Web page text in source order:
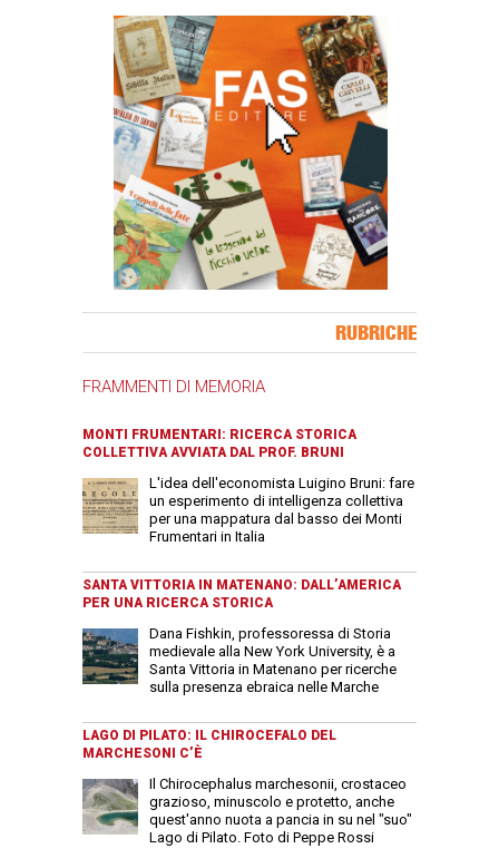
RUBRICHE
FRAMMENTI DI MEMORIA
MONTI FRUMENTARI: RICERCA STORICA
COLLETTIVA AVVIATA DAL PROF. BRUNI
L'idea dell'economista Luigino Bruni: fare
un esperimento di intelligenza collettiva
per una mappatura dal basso dei Monti
Frumentari in Italia
SANTA VITTORIA IN MATENANO: DALL’AMERICA
PER UNA RICERCA STORICA
Dana Fishkin, professoressa di Storia
medievale alla New York University, è a
Santa Vittoria in Matenano per ricerche
sulla presenza ebraica nelle Marche
LAGO DI PILATO: IL CHIROCEFALO DEL
MARCHESONI C’È
Il Chirocephalus marchesonii, crostaceo
grazioso, minuscolo e protetto, anche
quest'anno nuota a pancia in su nel "suo"
Lago di Pilato. Foto di Peppe Rossi